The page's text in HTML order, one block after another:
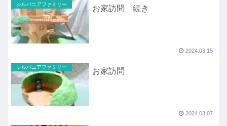
シルバニアファミリー お家訪問 続き
2024.03.15
シルバニアファミリー お家訪問
2024.03.07